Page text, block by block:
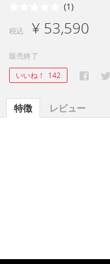
(1)
税込 ¥ 53,590
販売終了
いいね！
142
特徴 レビュー